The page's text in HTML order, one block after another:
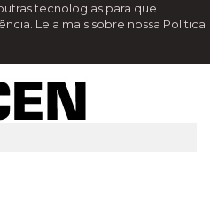
tecnologias para que
Leia mais sobre nossa Política